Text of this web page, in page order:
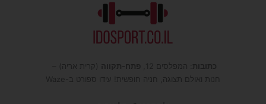
כתובות : המפלסים 12, פתח-תקווה (קרית אריה) –
חנות ואולם תצוגה, חניה חופשית! עידו ספורט ב-Waze